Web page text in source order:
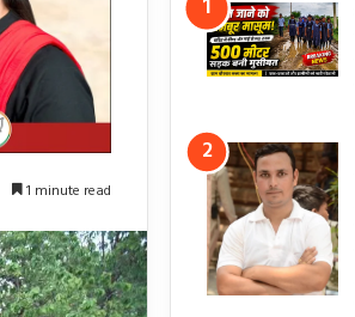
1 minute read